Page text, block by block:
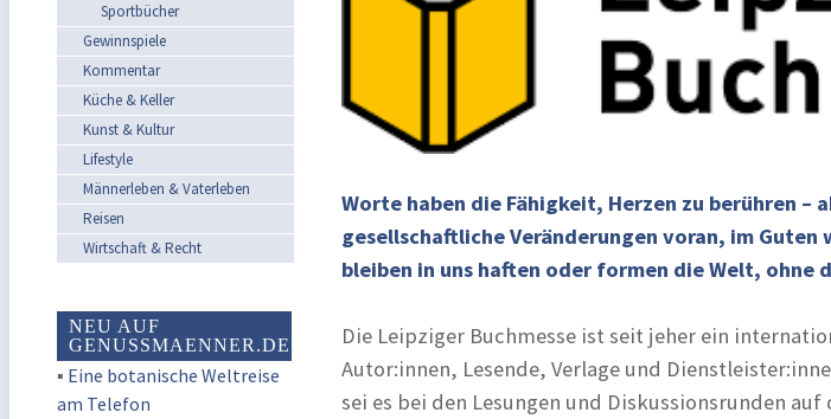
Sportbücher
Gewinnspiele
Kommentar
Küche & Keller
Kunst & Kultur
Lifestyle
Männerleben & Vaterleben
Reisen
Wirtschaft & Recht
NEU AUF
GENUSSMAENNER.DE
▪ Eine botanische Weltreise
am Telefon
Worte haben die Fähigkeit, Herzen zu berühren –
gesellschaftliche Veränderungen voran, im Guten
bleiben in uns haften oder formen die Welt, ohne
Die Leipziger Buchmesse ist seit jeher ein
Autor:innen, Lesende, Verlage und
sei es bei den Lesungen und Diskussionsrunden auf